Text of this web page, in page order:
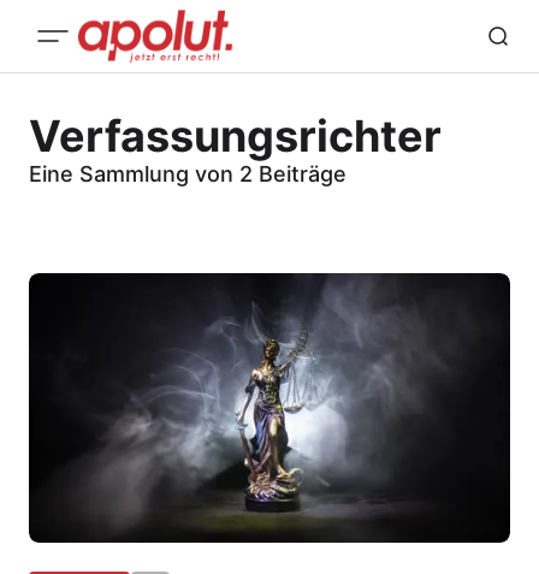
Verfassungsrichter
Eine Sammlung von 2 Beiträge